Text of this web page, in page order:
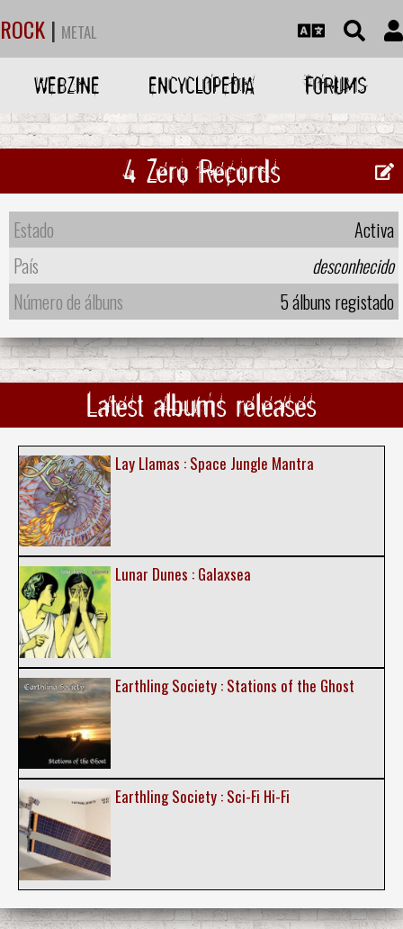
ROCK | METAL
WEBZINE ENCYCLOPEDIA FORUMS
4 Zero Records
Estado
Activa
País
desconhecido
Número de álbuns
5 álbuns registado
Latest albums releases
Lay Llamas : Space Jungle Mantra
Lunar Dunes : Galaxsea
Earthling Society : Stations of the Ghost
Earthling Society : Sci-Fi Hi-Fi